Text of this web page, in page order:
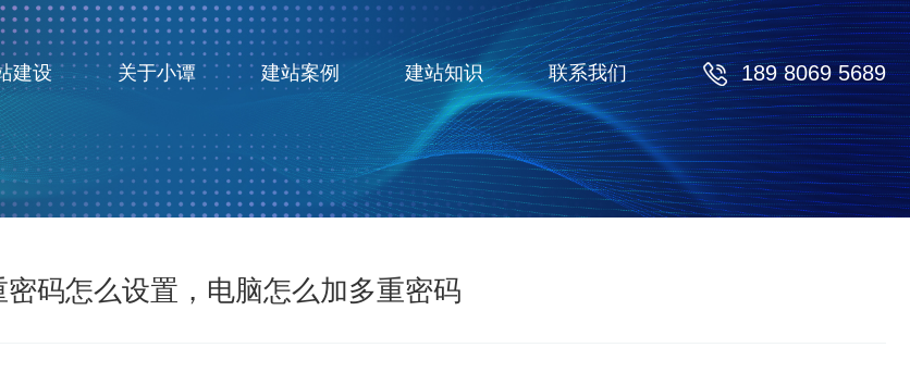
建设 关于小谭 建站案例 建站知识 联系我们 189 8069 5689
密码怎么设置，电脑怎么加多重密码